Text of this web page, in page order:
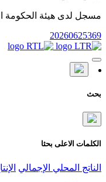
مسجل لدى هيئة الحكومة
20260625369
بحث
الكلمات الاعلى بحثا
الناتج المحلي الإجمالي